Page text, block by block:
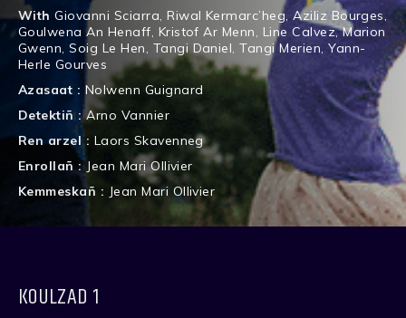
With Giovanni Sciarra,Riwal Kermarc’heg,Aziliz Bourges,
Goulwena An Henaff, Kristof Ar Menn, Line Calvez,Marion
Gwenn,Soig Le Hen, Tangi Daniel,Tangi Merien,Yann-
Herle Gourves
Azasaat : Nolwenn Guignard
Detektiñ :Arno Vannier
Ren arzel : Laors Skavenneg
Enrollañ :Jean Mari Ollivier
Kemmeskañ : Jean Mari Ollivier
KOULZAD 1